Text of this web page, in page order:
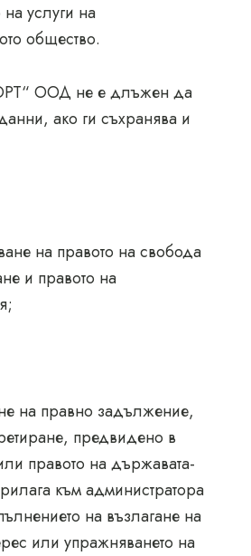
на услуги на
общество.
ООД не е длъжен да
ако ги съхранява и
на правото на свобода
и правото на
на правно задължение,
предвидено в
правото на държавата-
към администратора
на възлагане на
или упражняването на